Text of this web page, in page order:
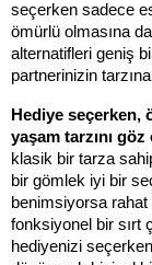
seçerken sadece
ömürlü olmasına
alternatifleri geniş
partnerinizin
Hediye seçerken,
yaşam tarzını
klasik bir tarza
bir gömlek iyi bir
benimsiyorsa
fonksiyonel bir sırt
hediyenizi